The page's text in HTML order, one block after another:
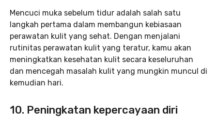
Mencuci muka sebelum tidur adalah salah satu
langkah pertama dalam membangun kebiasaan
perawatan kulit yang sehat. Dengan menjalani
rutinitas perawatan kulit yang teratur, kamu akan
meningkatkan kesehatan kulit secara keseluruhan
dan mencegah masalah kulit yang mungkin muncul di
kemudian hari.
10. Peningkatan kepercayaan diri